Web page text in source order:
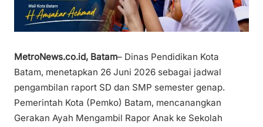
MetroNews.co.id, Batam– Dinas Pendidikan Kota
Batam, menetapkan 26 Juni 2026 sebagai jadwal
pengambilan raport SD dan SMP semester genap.
Pemerintah Kota (Pemko) Batam, mencanangkan
Gerakan Ayah Mengambil Rapor Anak ke Sekolah